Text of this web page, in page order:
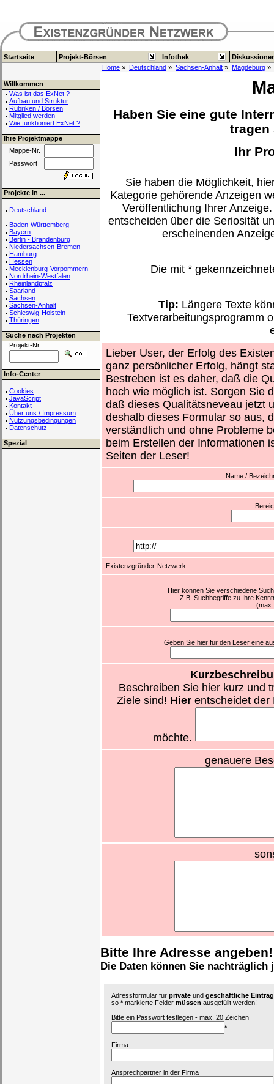
Startseite Projekt-Börsen Infothek
Home » Deutschland » Sachsen-Anhalt » Magdeburg »
Willkommen
Was ist das ExNet ?
Aufbau und Struktur
Rubriken / Börsen
Mitglied werden
Wie funktioniert ExNet ?
Ihre Projektmappe
Mappe-Nr.
Passwort
Projekte in ...
Deutschland
Baden-Württemberg
Bayern
Berlin - Brandenburg
Niedersachsen-Bremen
Hamburg
Hessen
Mecklenburg-Vorpommern
Nordrhein-Westfalen
Rheinlandpfalz
Saarland
Sachsen
Sachsen-Anhalt
Schleswig-Holstein
Thüringen
Suche nach Projekten
Projekt-Nr
Info-Center
Cookies
JavaScript
Kontakt
Über uns / Impressum
Nutzungsbedingungen
Datenschutz
Spezial
Haben Sie eine gute
tragen
Ihr
Sie haben die Möglichkeit,
Kategorie gehörende Anzeigen
Veröffentlichung Ihrer
entscheiden über die Seriosität
erscheinenden
Die mit *
Tip: Längere Texte
Textverarbeitungsprogramm
Lieber User, der Erfolg des
ganz persönlicher Erfolg, hängt
Bestreben ist es daher, daß die
hoch wie möglich ist. Sorgen Sie
daß dieses Qualitätsneveau jetzt
deshalb dieses Formular so aus,
verständlich und ohne Probleme
beim Erstellen der Informationen
Seiten der Leser!
Name /
Existenzgründer-Netzwerk:
Hier können Sie verschiedene
Z.B. Suchbegriffe zu Ihre
Geben Sie hier für den Leser eine
Beschreiben Sie hier kurz und
Ziele sind! Hier entscheidet der
möchte.
genauere
Bitte Ihre Adresse angeben!
Die Daten können Sie nachträglich
Adressformular für private und geschäftliche
so *markierte Felder müssen ausgefüllt werden!
Bitte ein Passwort festlegen - max. 20 Zeichen
*
Firma
Ansprechpartner in der Firma